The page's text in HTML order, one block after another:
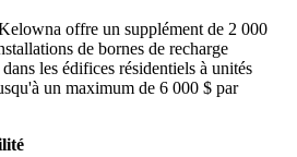
offre un supplément de 2 000
de bornes de recharge
les édifices résidentiels à unités
un maximum de 6 000 $ par